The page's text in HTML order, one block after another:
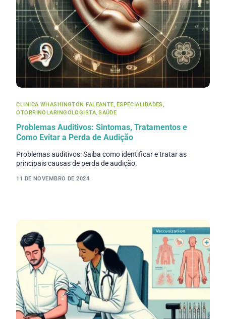
CLINICA WHASHINGTON FALEANTE, ESPECIALIDADES,
OTORRINOLARINGOLOGISTA,SAÚDE
Problemas Auditivos: Sintomas, Tratamentos e
Como Evitar a Perda de Audição
Problemas auditivos: Saiba como identificar e tratar as
principais causas de perda de audição.
11 DE NOVEMBRO DE 2024